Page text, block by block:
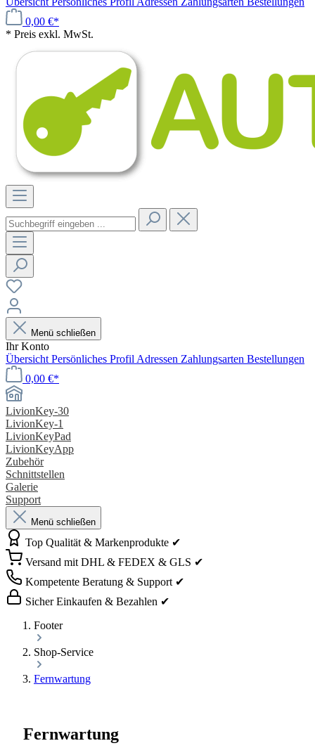
0,00 €*
* Preis exkl. MwSt.
Menü schließen
Ihr Konto
Übersicht Persönliches Profil Adressen Zahlungsarten Bestellungen
0,00 €*
LivionKey-30
LivionKey-1
LivionKeyPad
LivionKeyApp
Zubehör
Schnittstellen
Galerie
Support
Menü schließen
Top Qualität & Markenprodukte ✔
Versand mit DHL & FEDEX & GLS ✔
Kompetente Beratung & Support ✔
Sicher Einkaufen & Bezahlen ✔
Footer
Shop-Service
Fernwartung
Fernwartung